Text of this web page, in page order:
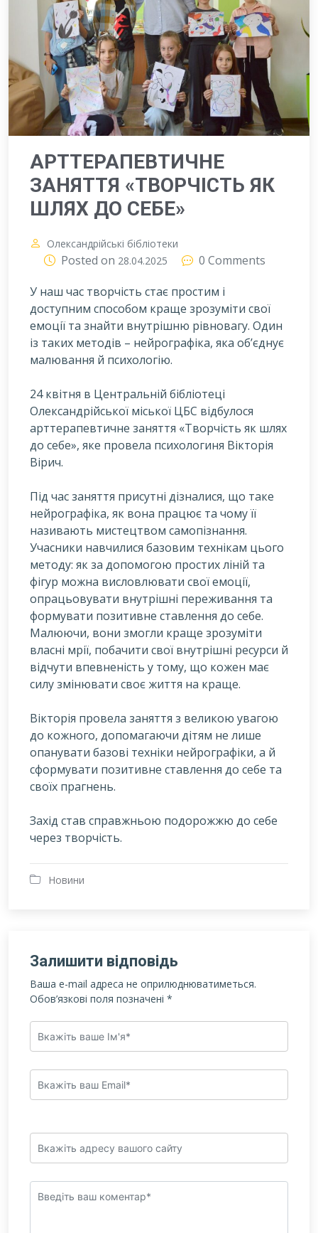
АРТТЕРАПЕВТИЧНЕ
ЗАНЯТТЯ «ТВОРЧІСТЬ ЯК
ШЛЯХ ДО СЕБЕ»
Олександрійські бібліотеки
Posted on 28.04.2025
0 Comments
У наш час творчість стає простим і
доступним способом краще зрозуміти свої
емоції та знайти внутрішню рівновагу. Один
із таких методів – нейрографіка, яка об’єднує
малювання й психологію.
24 квітня в Центральній бібліотеці
Олександрійської міської ЦБС відбулося
арттерапевтичне заняття «Творчість як шлях
до себе», яке провела психологиня Вікторія
Вірич.
Під час заняття присутні дізналися, що таке
нейрографіка, як вона працює та чому її
називають мистецтвом самопізнання.
Учасники навчилися базовим технікам цього
методу: як за допомогою простих ліній та
фігур можна висловлювати свої емоції,
опрацьовувати внутрішні переживання та
формувати позитивне ставлення до себе.
Малюючи, вони змогли краще зрозуміти
власні мрії, побачити свої внутрішні ресурси й
відчути впевненість у тому, що кожен має
силу змінювати своє життя на краще.
Вікторія провела заняття з великою увагою
до кожного, допомагаючи дітям не лише
опанувати базові техніки нейрографіки, а й
сформувати позитивне ставлення до себе та
своїх прагнень.
Захід став справжньою подорожжю до себе
через творчість.
Новини
Залишити відповідь
Ваша e-mail адреса не оприлюднюватиметься.
Обов’язкові поля позначені *